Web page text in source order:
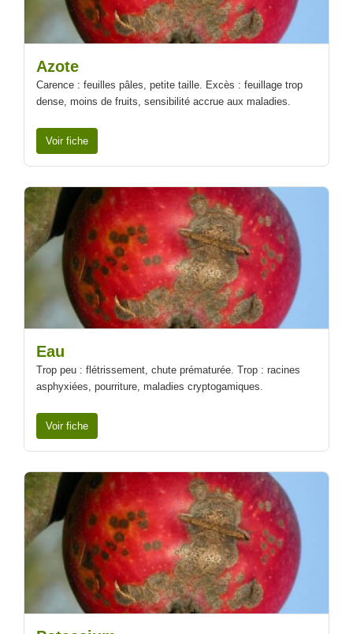
Azote
Carence : feuilles pâles, petite taille. Excès : feuillage trop
dense, moins de fruits, sensibilité accrue aux maladies.
Voir fiche
Eau
Trop peu : flétrissement, chute prématurée. Trop : racines
asphyxiées, pourriture, maladies cryptogamiques.
Voir fiche